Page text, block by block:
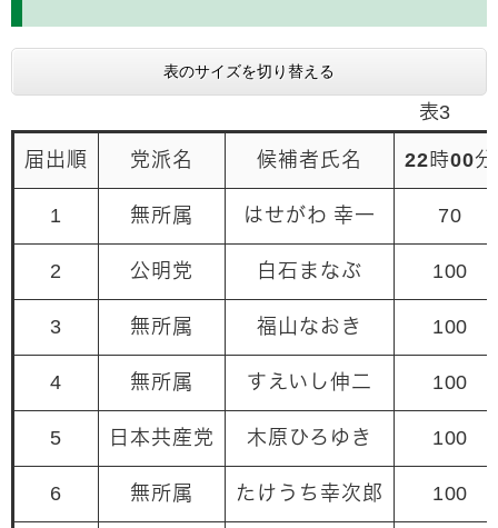
表のサイズを切り替える
表3
届出順 党派名 候補者氏名 22時00分
1 無所属 はせがわ 幸一 70
2 公明党 白石まなぶ 100
3 無所属 福山なおき 100
4 無所属 すえいし伸二 100
5 日本共産党 木原ひろゆき 100
6 無所属 たけうち幸次郎 100